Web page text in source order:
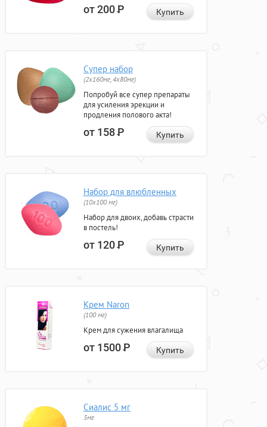
от 200Р Купить
Супер набор
(2х160мг, 4х80мг)
Попробуй все супер препараты
для усиления эрекции и
продления полового акта!
от 158Р Купить
Набор для влюбленных
(10х100 мг)
Набор для двоих, добавь страсти
в постель!
от 120Р Купить
Крем Naron
(100 мг)
Крем для сужения влагалища
от 1500Р Купить
Сиалис 5 мг
5мг